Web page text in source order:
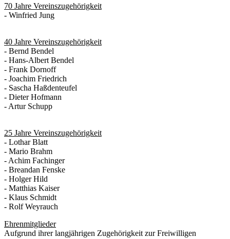
70 Jahre Vereinszugehörigkeit
- Winfried Jung
40 Jahre Vereinszugehörigkeit
- Bernd Bendel
- Hans-Albert Bendel
- Frank Dornoff
- Joachim Friedrich
- Sascha Haßdenteufel
- Dieter Hofmann
- Artur Schupp
25 Jahre Vereinszugehörigkeit
- Lothar Blatt
- Mario Brahm
- Achim Fachinger
- Breandan Fenske
- Holger Hild
- Matthias Kaiser
- Klaus Schmidt
- Rolf Weyrauch
Ehrenmitglieder
Aufgrund ihrer langjährigen Zugehörigkeit zur Freiwilligen